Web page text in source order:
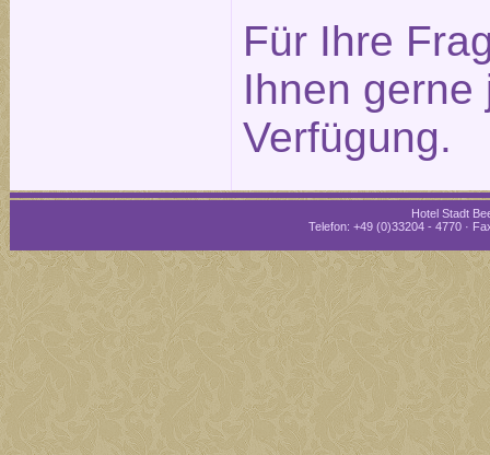
Für Ihre
Ihnen gerne
Verfügung.
Hotel Stadt
Telefon: +49 (0)33204 - 4770 ·